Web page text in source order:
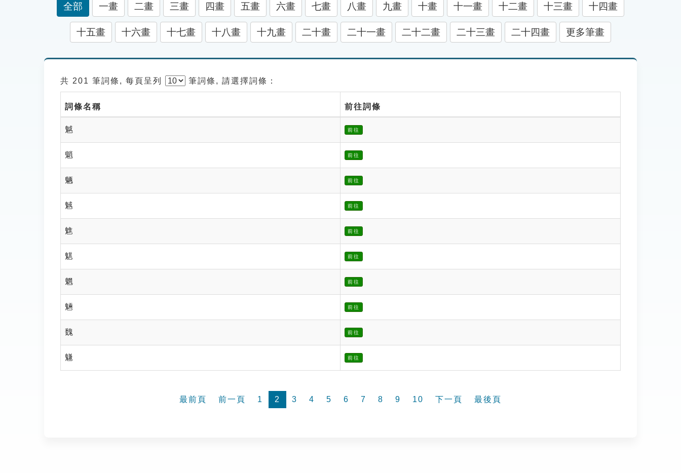
全部 一畫 二畫 三畫 四畫 五畫 六畫 七畫 八畫 九畫 十畫 十一畫 十二畫 十三畫 十四畫
十五畫 十六畫 十七畫 十八畫 十九畫 二十畫 二十一畫 二十二畫 二十三畫 二十四畫 更多筆畫
共 201 筆詞條, 每頁呈列 筆詞條, 請選擇詞條：
詞條名稱 前往詞條
魆 前往
魈 前往
魉 前往
魊 前往
魋 前往
魌 前往
魍 前往
魎 前往
魏 前往
魐 前往
最前頁 前一頁 1 2 3 4 5 6 7 8 9 10 下一頁 最後頁